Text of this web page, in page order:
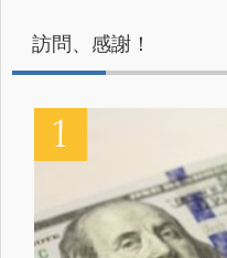
訪問、感謝！